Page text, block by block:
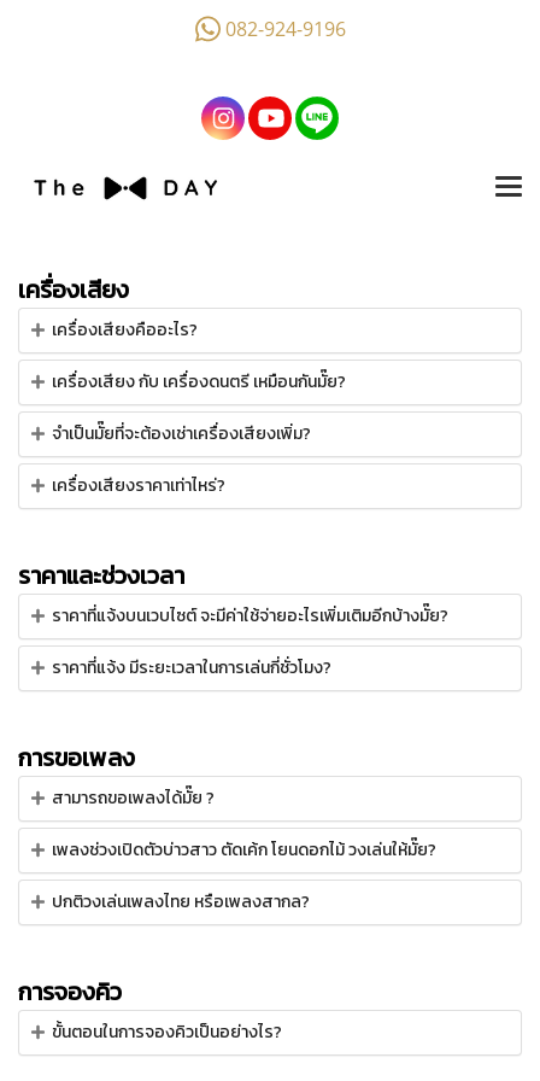
082-924-9196
เครื่องเสียง
เครื่องเสียงคืออะไร?
เครื่องเสียง กับ เครื่องดนตรี เหมือนกันมั๊ย?
จำเป็นมั๊ยที่จะต้องเช่าเครื่องเสียงเพิ่ม?
เครื่องเสียงราคาเท่าไหร่?
ราคาและช่วงเวลา
ราคาที่แจ้งบนเวบไซต์ จะมีค่าใช้จ่ายอะไรเพิ่มเติมอีกบ้างมั๊ย?
ราคาที่แจ้ง มีระยะเวลาในการเล่นกี่ชั่วโมง?
การขอเพลง
สามารถขอเพลงได้มั๊ย ?
เพลงช่วงเปิดตัวบ่าวสาว ตัดเค้ก โยนดอกไม้ วงเล่นให้มั๊ย?
ปกติวงเล่นเพลงไทย หรือเพลงสากล?
การจองคิว
ขั้นตอนในการจองคิวเป็นอย่างไร?